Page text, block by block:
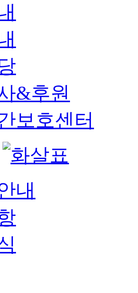
&후원
보호센터
내